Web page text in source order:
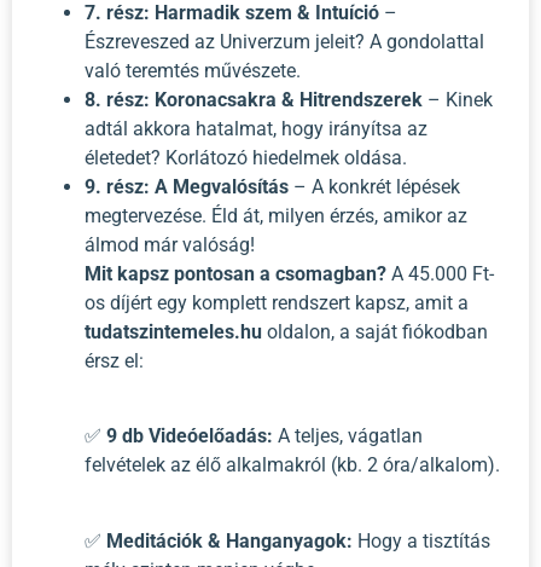
7. rész: Harmadik szem & Intuíció –
Észreveszed az Univerzum jeleit? A gondolattal
való teremtés művészete.
8. rész: Koronacsakra & Hitrendszerek – Kinek
adtál akkora hatalmat, hogy irányítsa az
életedet? Korlátozó hiedelmek oldása.
9. rész: A Megvalósítás – A konkrét lépések
megtervezése. Éld át, milyen érzés, amikor az
álmod már valóság!
Mit kapsz pontosan a csomagban? A 45.000 Ft-
os díjért egy komplett rendszert kapsz, amit a
tudatszintemeles.hu oldalon, a saját fiókodban
érsz el:
✅ 9 db Videóelőadás: A teljes, vágatlan
felvételek az élő alkalmakról (kb. 2 óra/alkalom).
✅ Meditációk & Hanganyagok: Hogy a tisztítás